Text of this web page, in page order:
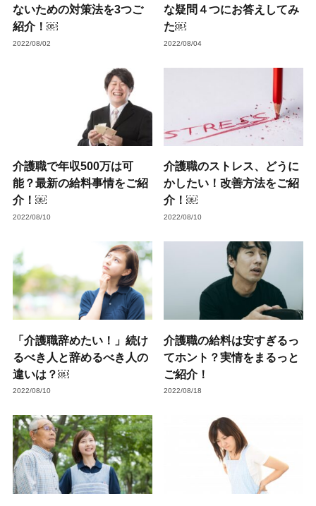
ないための対策法を3つご
紹介！￼
2022/08/02
な疑問４つにお答えしてみ
た￼
2022/08/04
介護職で年収500万は可
能？最新の給料事情をご紹
介！￼
2022/08/10
介護職のストレス、どうに
かしたい！改善方法をご紹
介！￼
2022/08/10
「介護職辞めたい！」続け
るべき人と辞めるべき人の
違いは？￼
2022/08/10
介護職の給料は安すぎるっ
てホント？実情をまるっと
ご紹介！
2022/08/18